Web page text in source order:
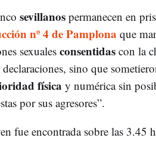
sevillanos permanecen en
nº 4 de Pamplona que
sexuales consentidas con la
declaraciones, sino que
física y numérica sin
por sus agresores”.
fue encontrada sobre las 3.45